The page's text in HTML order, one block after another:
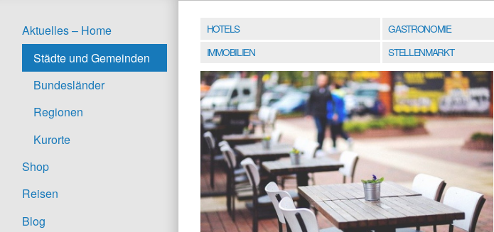
Aktuelles – Home
Städte und Gemeinden
Bundesländer
Regionen
Kurorte
Shop
Reisen
Blog
HOTELS GASTRONOMIE
IMMOBILIEN
STELLENMARKT